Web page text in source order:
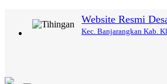
Website Resmi
Kec. Banjarangkan Kab.